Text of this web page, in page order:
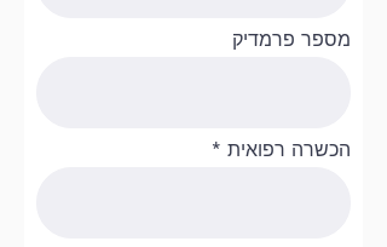
מספר פרמדיק
הכשרה רפואית